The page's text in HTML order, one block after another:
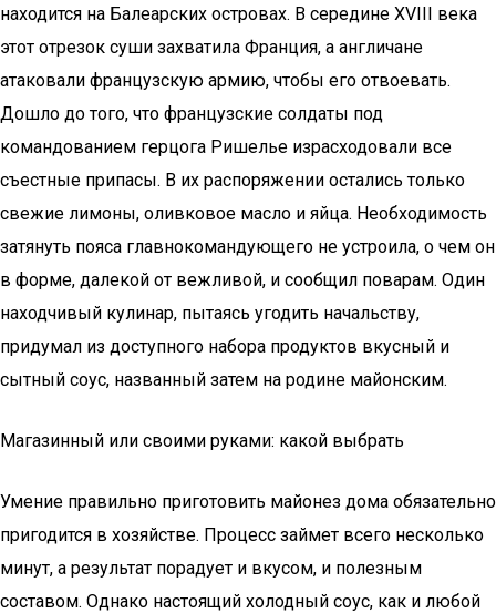
находится на Балеарских островах. В середине XVIII века
этот отрезок суши захватила Франция, а англичане
атаковали французскую армию, чтобы его отвоевать.
Дошло до того, что французские солдаты под
командованием герцога Ришелье израсходовали все
съестные припасы. В их распоряжении остались только
свежие лимоны, оливковое масло и яйца. Необходимость
затянуть пояса главнокомандующего не устроила, о чем он
в форме, далекой от вежливой, и сообщил поварам. Один
находчивый кулинар, пытаясь угодить начальству,
придумал из доступного набора продуктов вкусный и
сытный соус, названный затем на родине майонским.
Магазинный или своими руками: какой выбрать
Умение правильно приготовить майонез дома обязательно
пригодится в хозяйстве. Процесс займет всего несколько
минут, а результат порадует и вкусом, и полезным
составом. Однако настоящий холодный соус, как и любой